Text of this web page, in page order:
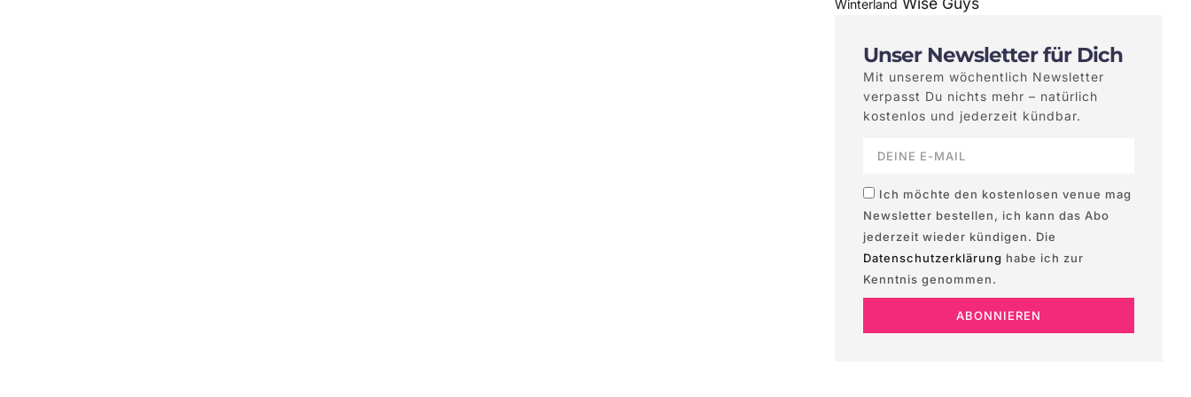
Winterland
Unser Newsletter für Dich
Mit unserem wöchentlich Newsletter
verpasst Du nichts mehr – natürlich
kostenlos und jederzeit kündbar.
Ich möchte den kostenlosen venue mag
Newsletter bestellen, ich kann das Abo
jederzeit wieder kündigen. Die
Datenschutzerklärung habe ich zur
Kenntnis genommen.
ABONNIEREN